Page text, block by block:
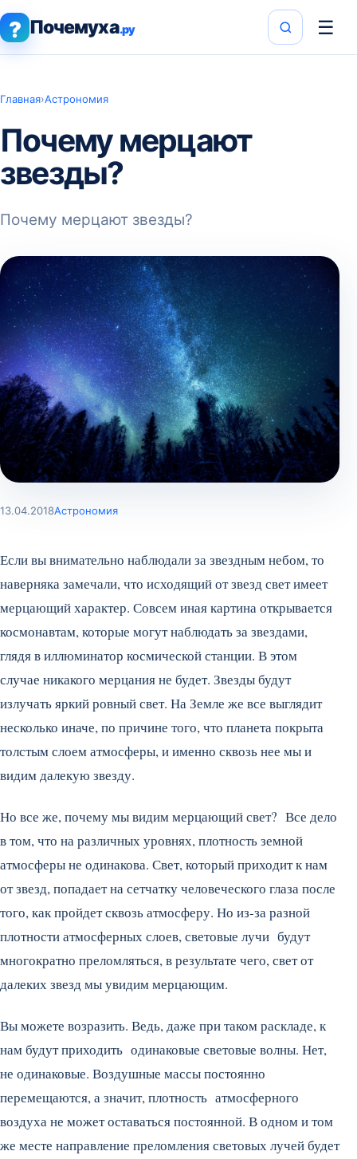
? Почемуха.ру ☰
Главная›Астрономия
Почему мерцают
звезды?
Почему мерцают звезды?
13.04.2018Астрономия
Если вы внимательно наблюдали за звездным небом, то
наверняка замечали, что исходящий от звезд свет имеет
мерцающий характер. Совсем иная картина открывается
космонавтам, которые могут наблюдать за звездами,
глядя в иллюминатор космической станции. В этом
случае никакого мерцания не будет. Звезды будут
излучать яркий ровный свет. На Земле же все выглядит
несколько иначе, по причине того, что планета покрыта
толстым слоем атмосферы, и именно сквозь нее мы и
видим далекую звезду.
Но все же, почему мы видим мерцающий свет? Все дело
в том, что на различных уровнях, плотность земной
атмосферы не одинакова. Свет, который приходит к нам
от звезд, попадает на сетчатку человеческого глаза после
того, как пройдет сквозь атмосферу. Но из-за разной
плотности атмосферных слоев, световые лучи будут
многократно преломляться, в результате чего, свет от
далеких звезд мы увидим мерцающим.
Вы можете возразить. Ведь, даже при таком раскладе, к
нам будут приходить одинаковые световые волны. Нет,
не одинаковые. Воздушные массы постоянно
перемещаются, а значит, плотность атмосферного
воздуха не может оставаться постоянной. В одном и том
же месте направление преломления световых лучей будет